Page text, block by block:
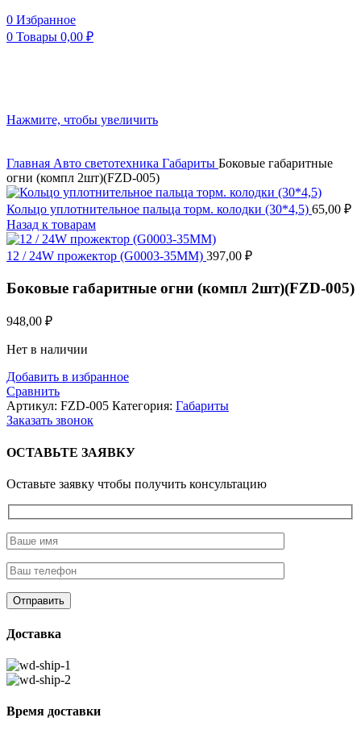
0 Избранное
0 Товары 0,00 ₽
Нажмите, чтобы увеличить
Главная Авто светотехника Габариты Боковые габаритные
огни (компл 2шт)(FZD-005)
Кольцо уплотнительное пальца торм. колодки (30*4,5) 65,00 ₽
Назад к товарам
12 / 24W прожектор (G0003-35MM) 397,00 ₽
Боковые габаритные огни (компл 2шт)(FZD-005)
948,00 ₽
Нет в наличии
Добавить в избранное
Сравнить
Артикул: FZD-005 Категория: Габариты
Заказать звонок
ОСТАВЬТЕ ЗАЯВКУ
Оставьте заявку чтобы получить консультацию
Доставка
Время доставки